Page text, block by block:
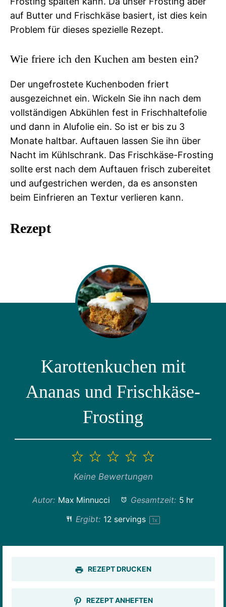
auf Butter und Frischkäse basiert, ist dies kein
Problem für dieses spezielle Rezept.
Wie friere ich den Kuchen am besten ein?
Der ungefrostete Kuchenboden friert
ausgezeichnet ein. Wickeln Sie ihn nach dem
vollständigen Abkühlen fest in Frischhaltefolie
und dann in Alufolie ein. So ist er bis zu 3
Monate haltbar. Auftauen lassen Sie ihn über
Nacht im Kühlschrank. Das Frischkäse-Frosting
sollte erst nach dem Auftauen frisch zubereitet
und aufgestrichen werden, da es ansonsten
beim Einfrieren an Textur verlieren kann.
Rezept
Karottenkuchen mit
Ananas und Frischkäse-
Frosting
5
4
Sterne
3
Sterne
2
Sterne
1
Stern
Keine Bewertungen
Autor: Max Minnucci Gesamtzeit: 5 hr
Ergibt: 12 servings 1x
REZEPT DRUCKEN
REZEPT ANHEFTEN